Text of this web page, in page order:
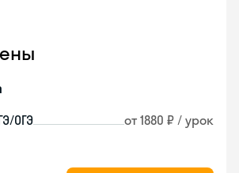
ОГЭ от 1880 ₽ / урок